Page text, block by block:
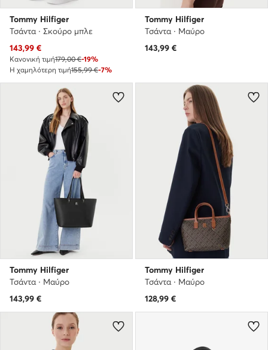
Tommy Hilfiger
Τσάντα · Σκούρο μπλε
Τρέχουσα τιμή
143,99 €
Κανονική τιμή179,00 €-19%
Η χαμηλότερη τιμή155,99 €-7%
Tommy Hilfiger
Τσάντα · Μαύρο
143,99 €
Tommy Hilfiger
Τσάντα · Μαύρο
143,99 €
Tommy Hilfiger
Τσάντα · Μαύρο
128,99 €